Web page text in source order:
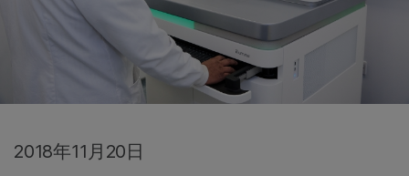
2018年11月20日